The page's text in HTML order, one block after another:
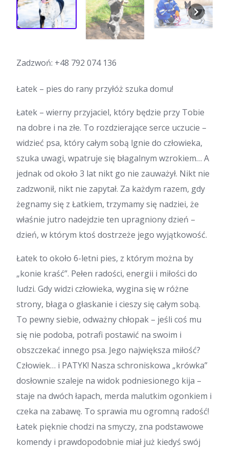
Zadzwoń: +48 792 074 136
Łatek – pies do rany przyłóż szuka domu!
Łatek – wierny przyjaciel, który będzie przy Tobie
na dobre i na złe. To rozdzierające serce uczucie –
widzieć psa, który całym sobą lgnie do człowieka,
szuka uwagi, wpatruje się błagalnym wzrokiem… A
jednak od około 3 lat nikt go nie zauważył. Nikt nie
zadzwonił, nikt nie zapytał. Za każdym razem, gdy
żegnamy się z Łatkiem, trzymamy się nadziei, że
właśnie jutro nadejdzie ten upragniony dzień –
dzień, w którym ktoś dostrzeże jego wyjątkowość.
Łatek to około 6-letni pies, z którym można by
„konie kraść”. Pełen radości, energii i miłości do
ludzi. Gdy widzi człowieka, wygina się w różne
strony, błaga o głaskanie i cieszy się całym sobą.
To pewny siebie, odważny chłopak – jeśli coś mu
się nie podoba, potrafi postawić na swoim i
obszczekać innego psa. Jego największa miłość?
Człowiek… i PATYK! Nasza schroniskowa „krówka”
dosłownie szaleje na widok podniesionego kija –
staje na dwóch łapach, merda malutkim ogonkiem i
czeka na zabawę. To sprawia mu ogromną radość!
Łatek pięknie chodzi na smyczy, zna podstawowe
komendy i prawdopodobnie miał już kiedyś swój